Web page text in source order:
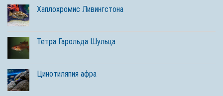
Хаплохромис Ливингстона
Тетра Гарольда Шульца
Цинотиляпия афра